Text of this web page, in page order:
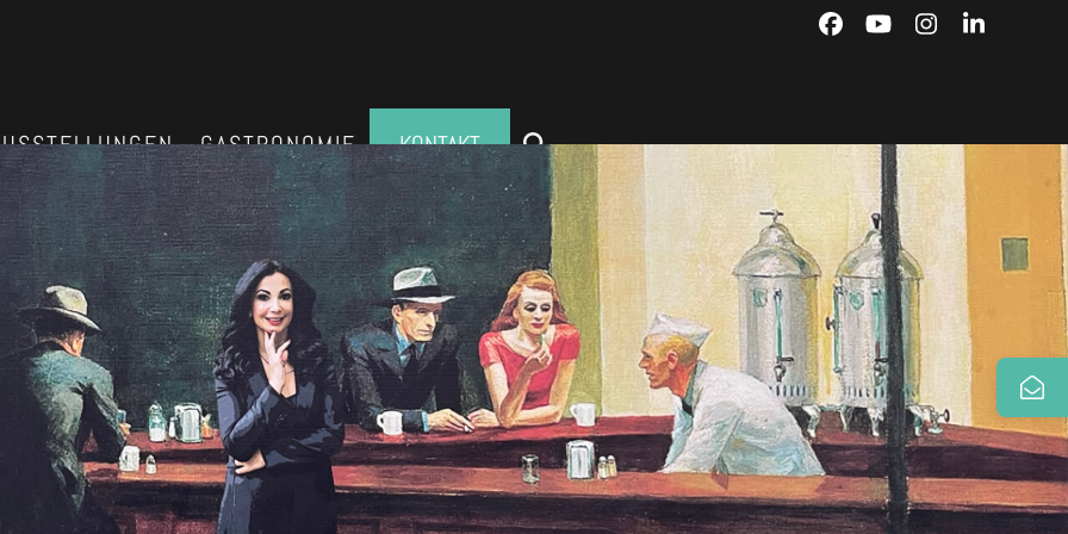
Facebook
YouTubeInstagramLinkedIn
GASTRONOMIE KONTAKT